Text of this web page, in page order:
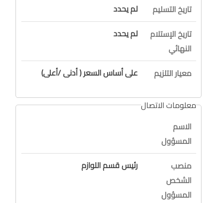
تاريخ التسليم
لم يحدد
تاريخ الإستلام
النهائي
لم يحدد
معيار التلزيم على أساس السعر ( أدنى /أعلى)
معلومات الاتصال
الاسم
المسؤول
منصب
الشخص
المسؤول
رئيس قسم اللوازم